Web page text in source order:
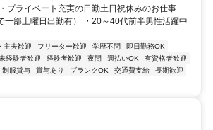
プライベート充実の日勤土日祝休みのお仕事
一部土曜日出勤有） ・20～40代前半男性活躍中
主夫歓迎 フリーター歓迎 学歴不問
即日勤務OK
経験者歓迎 経験者歓迎 夜間 週払いOK
有資格者歓迎
制服貸与 賞与あり ブランクOK 交通費支給
長期歓迎